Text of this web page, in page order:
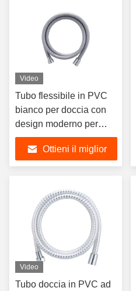
Video
Tubo flessibile in PVC
bianco per doccia con
design moderno per
accessori da bagno per
acqua calda e fredda
Ottieni il miglior
Video
Tubo doccia in PVC ad